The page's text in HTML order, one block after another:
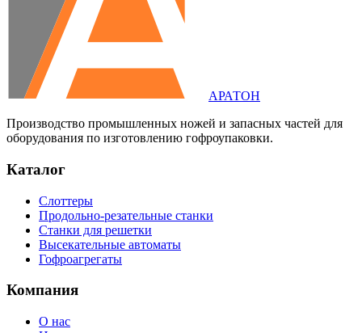
АРАТОН
Производство промышленных ножей и запасных частей для
оборудования по изготовлению гофроупаковки.
Каталог
Слоттеры
Продольно-резательные станки
Станки для решетки
Высекательные автоматы
Гофроагрегаты
Компания
О нас